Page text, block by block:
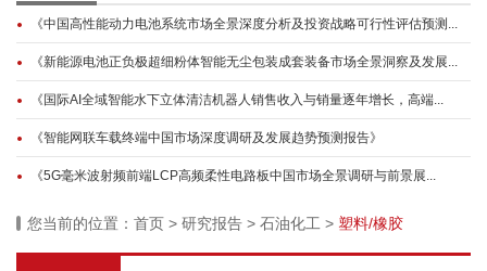
《中国高性能动力电池系统市场全景深度分析及投资战略可行性评估预测...
《新能源电池正负极超细粉体智能无尘包装成套装备市场全景洞察及发展...
《国际AI全域智能水下立体清洁机器人销售收入与销量逐年增长，高端...
《智能网联车载终端中国市场深度调研及发展趋势预测报告》
《5G毫米波射频前端LCP高频柔性电路板中国市场全景调研与前景展...
您当前的位置： 首页 > 研究报告 > 石油化工 > 塑料/橡胶